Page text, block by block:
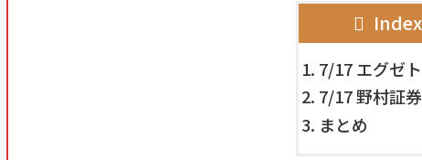
Index
7/17 エグゼ
7/17 野村証
まとめ